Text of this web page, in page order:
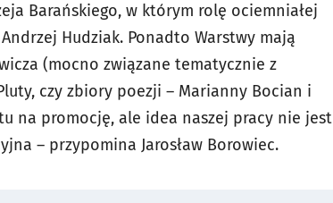
Barańskiego, w którym rolę ociemniałej
Hudziak. Ponadto Warstwy mają
(mocno związane tematycznie z
czy zbiory poezji – Marianny Bocian i
na promocję, ale idea naszej pracy nie jest
– przypomina Jarosław Borowiec.